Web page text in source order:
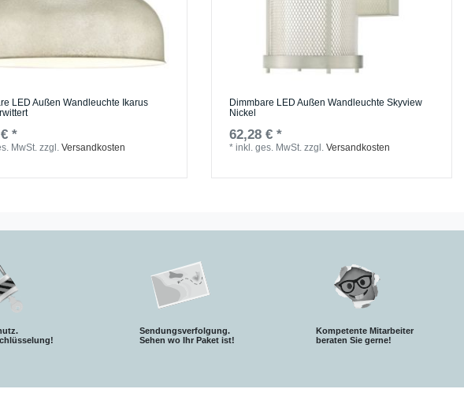
LED Außen Wandleuchte Ikarus
*
MwSt. zzgl.Versandkosten
Dimmbare LED Außen Wandleuchte Skyview
Nickel
62,28 € *
*inkl. ges. MwSt. zzgl.Versandkosten
Sendungsverfolgung.
Sehen wo Ihr Paket ist!
Kompetente Mitarbeiter
beraten Sie gerne!